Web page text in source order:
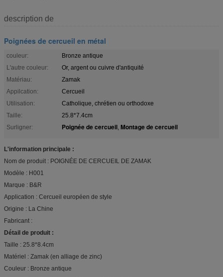
description de
Poignées de cercueil en métal
couleur:
Bronze antique
L'autre couleur:
Or, argent ou cuivre d'antiquité
Matériau:
Zamak
Appilcation:
Cercueil
Utilisation:
Catholique, chrétien ou orthodoxe
Taille:
25.8*7.4cm
Surligner:
Poignée de cercueil, Montage de cercueil
L'information principale :
Nom de produit : POIGNÉE DE CERCUEIL DE ZAMAK
Modèle : H001
Marque : B&R
Application : Cercueil européen de style
Origine : La Chine
Fabricant :
Détail de produit :
Taille : 25.8*8.4cm
Matériel : Zamak (en alliage de zinc)
Couleur : Bronze antique